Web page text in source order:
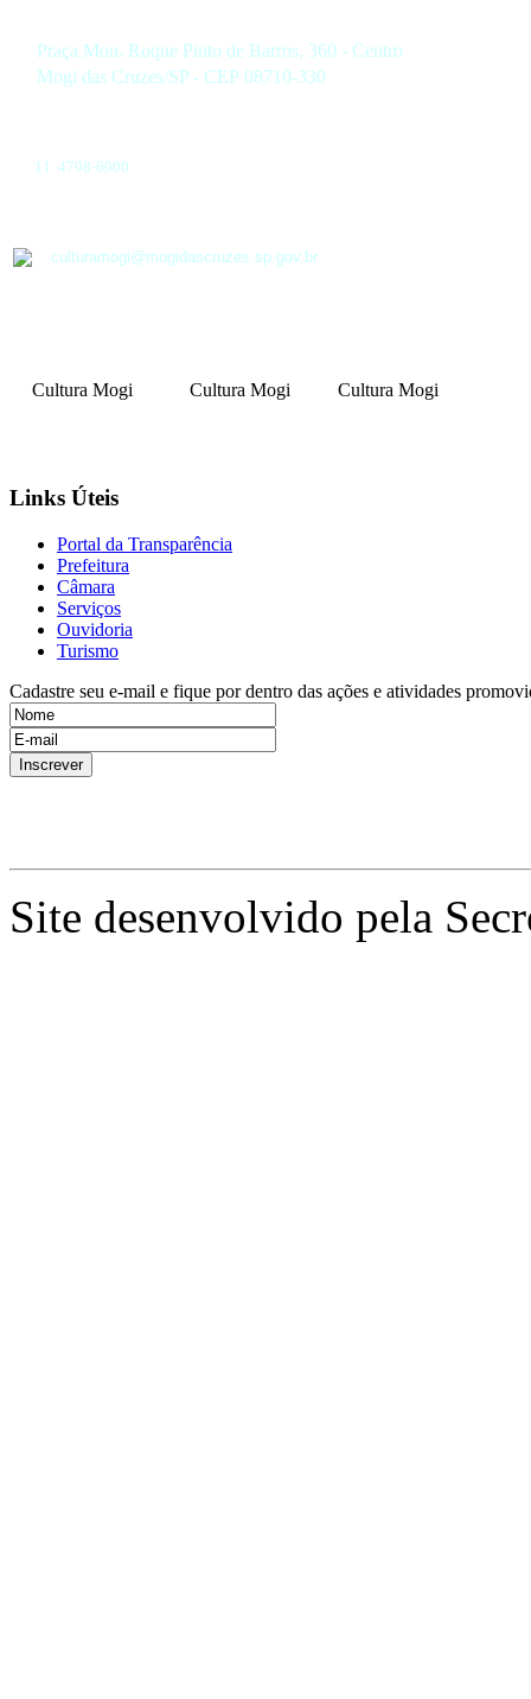
Praça Mon. Roque Pinto de Barros, 360 - Centro
Mogi das Cruzes/SP - CEP 08710-330
11 4798-6900
culturamogi@mogidascruzes.sp.gov.br
Cultura Mogi Cultura Mogi Cultura Mogi
Links Úteis
Portal da Transparência
Prefeitura
Câmara
Serviços
Ouvidoria
Turismo
Cadastre seu e-mail e fique por dentro das ações e atividades
Site desenvolvido pela